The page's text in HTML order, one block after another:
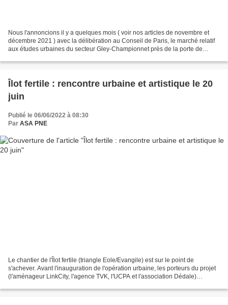
Nous l'annoncions il y a quelques mois ( voir nos articles de novembre et
décembre 2021 ) avec la délibération au Conseil de Paris, le marché relatif
aux études urbaines du secteur Gley-Championnet près de la porte de
Îlot fertile : rencontre urbaine et artistique le 20
juin
Publié le 06/06/2022 à 08:30
Par ASA PNE
Le chantier de l'Îlot fertile (triangle Eole/Evangile) est sur le point de
s'achever. Avant l'inauguration de l'opération urbaine, les porteurs du projet
(l'aménageur LinkCity, l'agence TVK, l'UCPA et l'association Dédale)